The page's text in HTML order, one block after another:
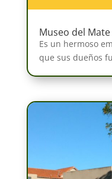
Museo del Mate
Es un hermoso
que sus dueños